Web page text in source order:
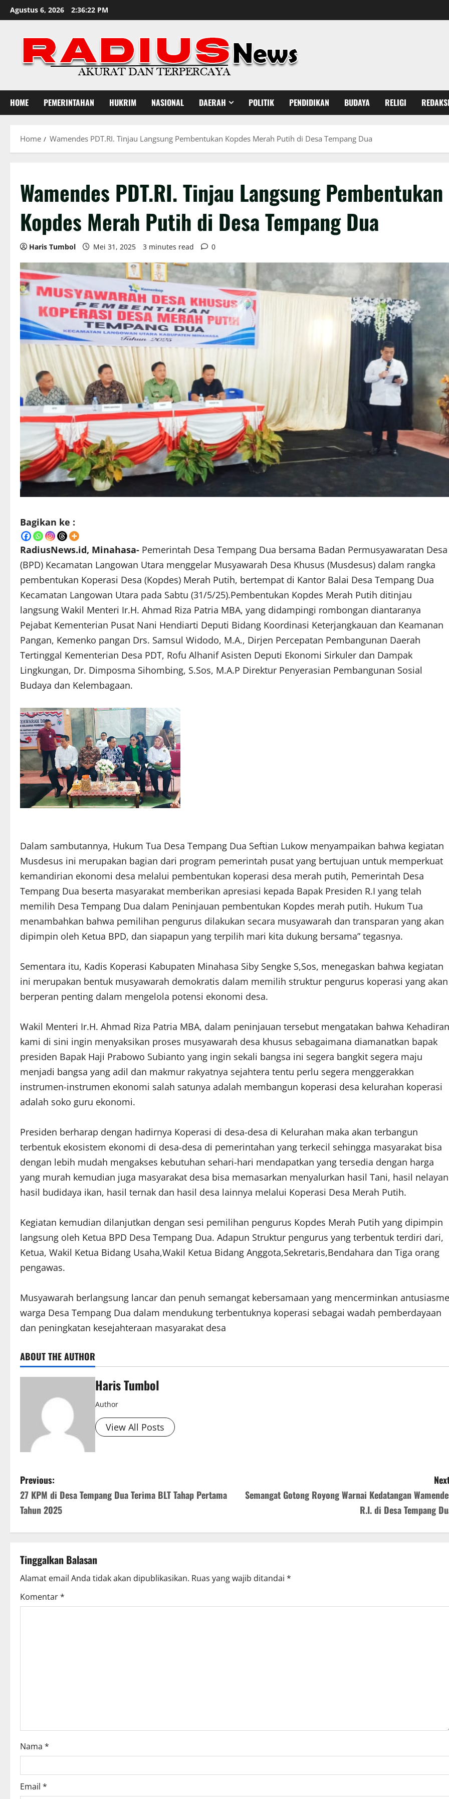
Skip
to
Agustus 6, 2026 2:36:23 PM
HOME PEMERINTAHAN HUKRIM NASIONAL DAERAH POLITIK PENDIDIKAN BUDAYA RELIGI
Home Wamendes PDT.RI. Tinjau Langsung Pembentukan Kopdes Merah Putih di Desa Tempang Dua
Wamendes PDT.RI. Tinjau Langsung Pembentukan
Kopdes Merah Putih di Desa Tempang Dua
Haris Tumbol Mei 31, 2025 3 minutes read 0
Bagikan ke :
RadiusNews.id, Minahasa- Pemerintah Desa Tempang Dua bersama Badan Permusyawaratan Desa
(BPD) Kecamatan Langowan Utara menggelar Musyawarah Desa Khusus (Musdesus) dalam rangka
pembentukan Koperasi Desa (Kopdes) Merah Putih, bertempat di Kantor Balai Desa Tempang Dua
Kecamatan Langowan Utara pada Sabtu (31/5/25).Pembentukan Kopdes Merah Putih ditinjau
langsung Wakil Menteri Ir.H. Ahmad Riza Patria MBA, yang didampingi rombongan diantaranya
Pejabat Kementerian Pusat Nani Hendiarti Deputi Bidang Koordinasi Keterjangkauan dan Keamanan
Pangan, Kemenko pangan Drs. Samsul Widodo, M.A., Dirjen Percepatan Pembangunan Daerah
Tertinggal Kementerian Desa PDT, Rofu Alhanif Asisten Deputi Ekonomi Sirkuler dan Dampak
Lingkungan, Dr. Dimposma Sihombing, S.Sos, M.A.P Direktur Penyerasian Pembangunan Sosial
Budaya dan Kelembagaan.
Dalam sambutannya, Hukum Tua Desa Tempang Dua Seftian Lukow menyampaikan bahwa kegiatan
Musdesus ini merupakan bagian dari program pemerintah pusat yang bertujuan untuk memperkuat
kemandirian ekonomi desa melalui pembentukan koperasi desa merah putih, Pemerintah Desa
Tempang Dua beserta masyarakat memberikan apresiasi kepada Bapak Presiden R.I yang telah
memilih Desa Tempang Dua dalam Peninjauan pembentukan Kopdes merah putih. Hukum Tua
menambahkan bahwa pemilihan pengurus dilakukan secara musyawarah dan transparan yang akan
dipimpin oleh Ketua BPD, dan siapapun yang terpilih mari kita dukung bersama” tegasnya.
Sementara itu, Kadis Koperasi Kabupaten Minahasa Siby Sengke S,Sos, menegaskan bahwa kegiatan
ini merupakan bentuk musyawarah demokratis dalam memilih struktur pengurus koperasi yang akan
berperan penting dalam mengelola potensi ekonomi desa.
Wakil Menteri Ir.H. Ahmad Riza Patria MBA, dalam peninjauan tersebut mengatakan bahwa Kehadiran
kami di sini ingin menyaksikan proses musyawarah desa khusus sebagaimana diamanatkan bapak
presiden Bapak Haji Prabowo Subianto yang ingin sekali bangsa ini segera bangkit segera maju
menjadi bangsa yang adil dan makmur rakyatnya sejahtera tentu perlu segera menggerakkan
instrumen-instrumen ekonomi salah satunya adalah membangun koperasi desa kelurahan koperasi
adalah soko guru ekonomi.
Presiden berharap dengan hadirnya Koperasi di desa-desa di Kelurahan maka akan terbangun
terbentuk ekosistem ekonomi di desa-desa di pemerintahan yang terkecil sehingga masyarakat bisa
dengan lebih mudah mengakses kebutuhan sehari-hari mendapatkan yang tersedia dengan harga
yang murah kemudian juga masyarakat desa bisa memasarkan menyalurkan hasil Tani, hasil nelayan
hasil budidaya ikan, hasil ternak dan hasil desa lainnya melalui Koperasi Desa Merah Putih.
Kegiatan kemudian dilanjutkan dengan sesi pemilihan pengurus Kopdes Merah Putih yang dipimpin
langsung oleh Ketua BPD Desa Tempang Dua. Adapun Struktur pengurus yang terbentuk terdiri dari,
Ketua, Wakil Ketua Bidang Usaha,Wakil Ketua Bidang Anggota,Sekretaris,Bendahara dan Tiga orang
pengawas.
Musyawarah berlangsung lancar dan penuh semangat kebersamaan yang mencerminkan antusiasme
warga Desa Tempang Dua dalam mendukung terbentuknya koperasi sebagai wadah pemberdayaan
dan peningkatan kesejahteraan masyarakat desa
ABOUT THE AUTHOR
Haris Tumbol
Author
View All Posts
P
o
n
a
v
o
n
Previous:
27 KPM di Desa Tempang Dua Terima BLT Tahap Pertama
Tahun 2025
Semangat Gotong Royong Warnai Kedatangan
R.I. di Desa Tempang
Tinggalkan Balasan
Alamat email Anda tidak akan dipublikasikan. Ruas yang wajib ditandai *
Komentar*
Nama *
Email *